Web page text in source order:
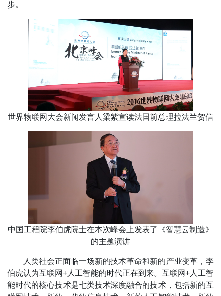
步。
世界物联网大会新闻发言人梁紫宣读法国前总理拉法兰贺信
中国工程院李伯虎院士在本次峰会上发表了《智慧云制造》
的主题演讲
人类社会正面临一场新的技术革命和新的产业变革，李
伯虎认为互联网+人工智能的时代正在到来。互联网+人工智
能时代的核心技术是七类技术深度融合的技术，包括新的互